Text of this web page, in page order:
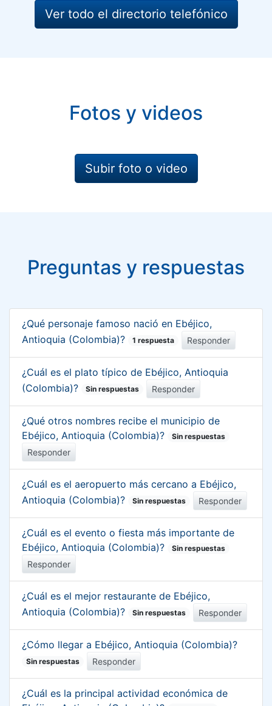
Ver todo el directorio telefónico
Fotos y videos
Subir foto o video
Preguntas y respuestas
¿Qué personaje famoso nació en Ebéjico,
Antioquia (Colombia)?
1 respuesta Responder
¿Cuál es el plato típico de Ebéjico, Antioquia
(Colombia)?
Sin respuestas Responder
¿Qué otros nombres recibe el municipio de
Ebéjico, Antioquia (Colombia)?
Sin respuestas
Responder
¿Cuál es el aeropuerto más cercano a Ebéjico,
Antioquia (Colombia)?
Sin respuestas Responder
¿Cuál es el evento o fiesta más importante de
Ebéjico, Antioquia (Colombia)?
Sin respuestas
Responder
¿Cuál es el mejor restaurante de Ebéjico,
Antioquia (Colombia)?
Sin respuestas Responder
¿Cómo llegar a Ebéjico, Antioquia (Colombia)?
Sin respuestas Responder
¿Cuál es la principal actividad económica de